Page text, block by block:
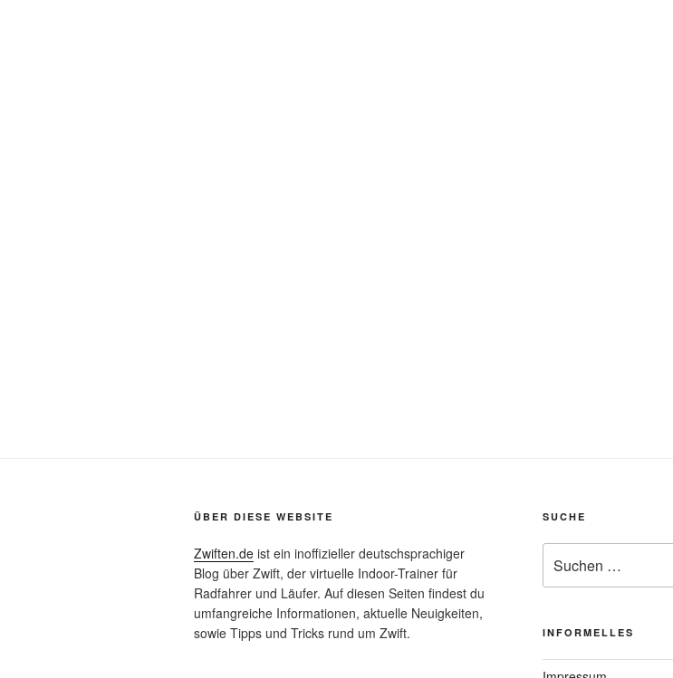
ÜBER DIESE WEBSITE
Zwiften.de ist ein inoffizieller deutschsprachiger
Blog über Zwift, der virtuelle Indoor-Trainer für
Radfahrer und Läufer. Auf diesen Seiten findest du
umfangreiche Informationen, aktuelle Neuigkeiten,
sowie Tipps und Tricks rund um Zwift.
SUCHE
nach:
INFORMELLES